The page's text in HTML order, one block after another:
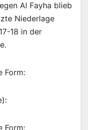
Al Fayha blieb
Niederlage
18 in der
Form:
Form: